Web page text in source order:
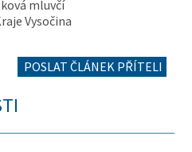
mluvčí
Vysočina
POSLAT ČLÁNEK PŘÍTELI